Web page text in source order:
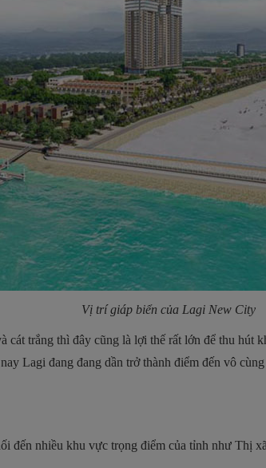
Vị trí giáp biển của Lagi New City
trắng thì đây cũng là lợi thế rất lớn để thu hút
Lagi đang đang dần trở thành điểm đến vô
nhiều khu vực trọng điểm của tỉnh như Thị